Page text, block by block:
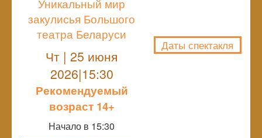
Уникальный мир
закулисья Большого
театра Беларуси
Чт | 25 июня
2026|15:30
Рекомендуемый
возраст 14+
Начало в 15:30
Даты спектакля